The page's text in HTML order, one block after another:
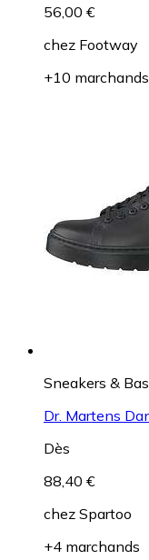
56,00 €
chez Footway
+10 marchands
Sneakers &
Dr. Martens
Dès
88,40 €
chez Spartoo
+4 marchands